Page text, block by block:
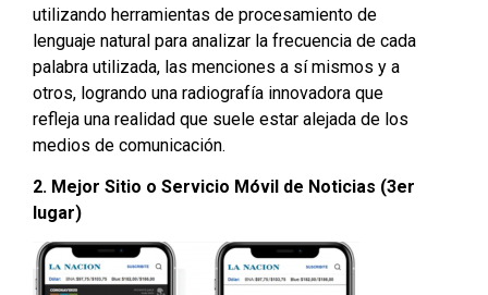
utilizando herramientas de procesamiento de
lenguaje natural para analizar la frecuencia de cada
palabra utilizada, las menciones a sí mismos y a
otros, logrando una radiografía innovadora que
refleja una realidad que suele estar alejada de los
medios de comunicación.
2. Mejor Sitio o Servicio Móvil de Noticias (3er
lugar)